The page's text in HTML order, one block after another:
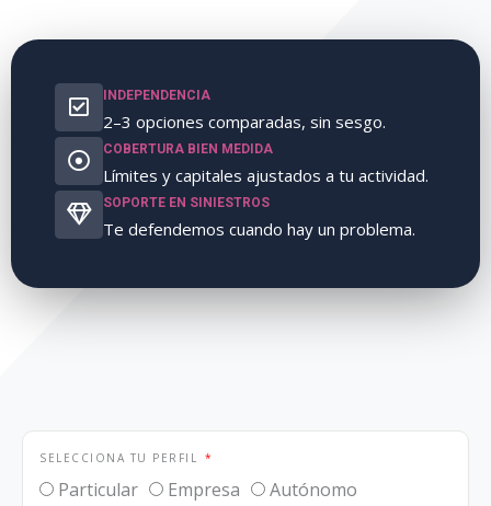
INDEPENDENCIA
2–3 opciones comparadas, sin sesgo.
COBERTURA BIEN MEDIDA
Límites y capitales ajustados a tu actividad.
SOPORTE EN SINIESTROS
Te defendemos cuando hay un problema.
SELECCIONA TU PERFIL
Particular Empresa Autónomo